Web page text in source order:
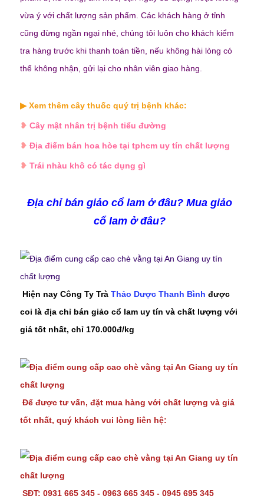
vừa ý với chất lượng sản phẩm. Các khách hàng ở tỉnh
cũng đừng ngần ngại nhé, chúng tôi luôn cho khách kiểm
tra hàng trước khi thanh toán tiền, nếu không hài lòng có
thể không nhận, gửi lại cho nhân viên giao hàng.
▶Xem thêm cây thuốc quý trị bệnh khác:
❥ Cây mật nhân trị bệnh tiểu đường
❥ Địa điếm bán hoa hòe tại tphcm uy tín chất lượng
❥ Trái nhàu khô có tác dụng gì
Địa chỉ bán giảo cổ lam ở đâu? Muagiảo
cổ lam ở đâu?
Hiện nay Công Ty Trà Thảo Dược Thanh Bình được
coi là địa chỉ bán giảo cổ lam uy tín và chất lượng với
giá tốt nhất, chỉ 170.000đ/kg
Để được tư vấn, đặt mua hàng với chất lượng và giá
tốt nhất, quý khách vui lòng liên hệ:
SĐT: 0931 665 345 - 0963 665 345 - 0945 695 345